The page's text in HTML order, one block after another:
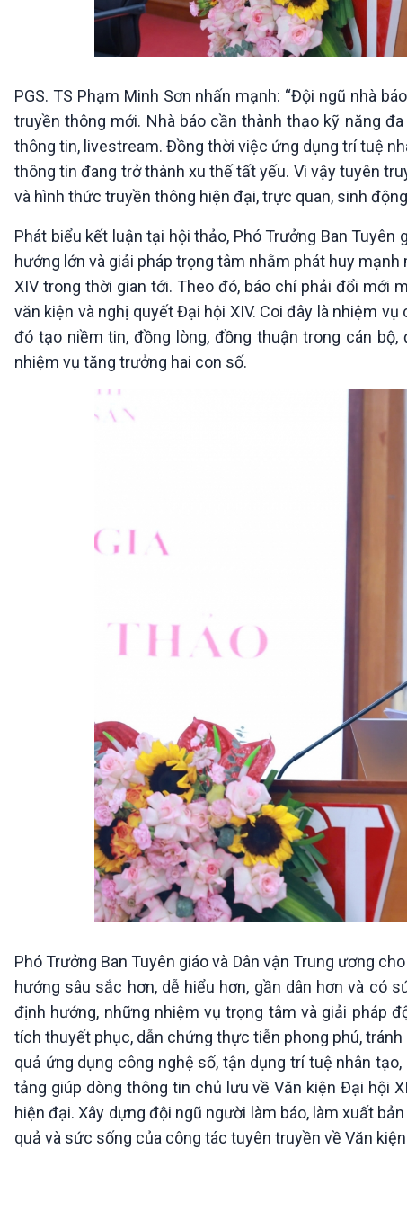
PGS. TS Phạm Minh Sơn nhấn mạnh: “Đội ngũ nhà
truyền thông mới. Nhà báo cần thành thạo kỹ năng
thông tin, livestream. Đồng thời việc ứng dụng trí tuệ
thông tin đang trở thành xu thế tất yếu. Vì vậy tuyên
và hình thức truyền thông hiện đại, trực quan, sinh
Phát biểu kết luận tại hội thảo, Phó Trưởng Ban
hướng lớn và giải pháp trọng tâm nhằm phát huy
XIV trong thời gian tới. Theo đó, báo chí phải đổi mới
văn kiện và nghị quyết Đại hội XIV. Coi đây là nhiệm
đó tạo niềm tin, đồng lòng, đồng thuận trong cán
nhiệm vụ tăng trưởng hai con số.
Phó Trưởng Ban Tuyên giáo và Dân vận Trung ương
hướng sâu sắc hơn, dễ hiểu hơn, gần dân hơn và có
định hướng, những nhiệm vụ trọng tâm và giải pháp
tích thuyết phục, dẫn chứng thực tiễn phong phú,
quả ứng dụng công nghệ số, tận dụng trí tuệ nhân
tảng giúp dòng thông tin chủ lưu về Văn kiện Đại hội
hiện đại. Xây dựng đội ngũ người làm báo, làm xuất
quả và sức sống của công tác tuyên truyền về Văn